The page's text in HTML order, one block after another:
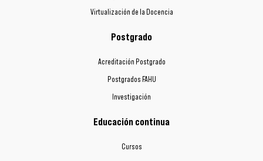
Virtualización de la Docencia
Postgrado
Acreditación Postgrado
Postgrados FAHU
Investigación
Educación continua
Cursos